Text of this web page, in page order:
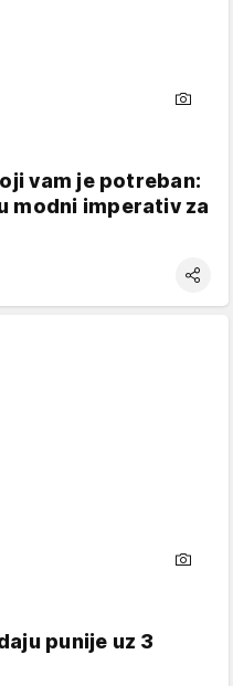
vam je potreban:
modni imperativ za
punije uz 3